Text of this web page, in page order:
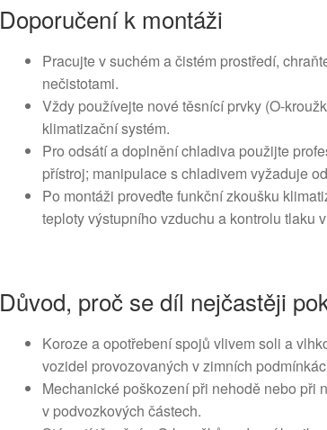
Doporučení k montáži
Pracujte v suchém a čistém prostředí,
nečistotami.
Vždy používejte nové těsnící prvky (O-
klimatizační systém.
Pro odsátí a doplnění chladiva použijte
přístroj; manipulace s chladivem vyžaduje
Po montáži proveďte funkční zkoušku
teploty výstupního vzduchu a kontrolu tlaku
Důvod, proč se díl nejčastěji
Koroze a opotřebení spojů vlivem soli a
vozidel provozovaných v zimních
Mechanické poškození při nehodě nebo při
v podvozkových částech.